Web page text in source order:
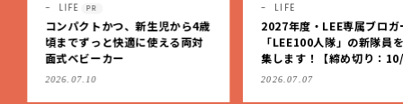
LIFE PR
コンパクトかつ、新生児から4歳
頃までずっと快適に使える両対
面式ベビーカー
2026.07.10
LIFE
2027年度・LEE専属ブロガ
「LEE100人隊」の新隊員
集します！【締め切り：
（火）】
2026.07.07